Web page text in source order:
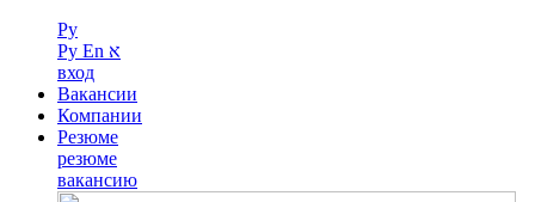
Ру
Ру En א
вход
Вакансии
Компании
Резюме
резюме
вакансию